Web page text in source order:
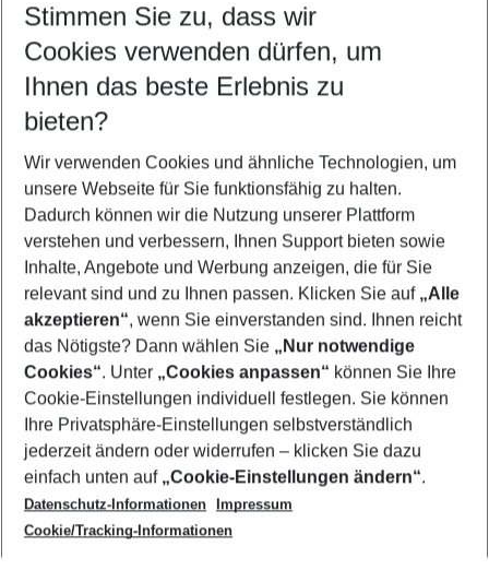
Abflughafen wählen
Beliebiger Abflughafen
Reisezeitraum wählen
08.08.26– 06.08.27 5-8 Nächte
2 Erwachsene Keine Kinder
Mehr Filter anzeigen
Footer
Footer navigation
Über uns
AGB
Cookie-Einstellungen ändern
Cookie-Richtlinie
Datenschutz
Service & Hilfe
Barrierefreies Reisen
Check-in
Folgen Sie uns
Stimmen Sie zu, dass wir
Cookies verwenden dürfen, um
Ihnen das beste Erlebnis zu
bieten?
Wir verwenden Cookies und ähnliche Technologien, um
unsere Webseite für Sie funktionsfähig zu halten.
Dadurch können wir die Nutzung unserer Plattform
verstehen und verbessern, Ihnen Support bieten sowie
Inhalte, Angebote und Werbung anzeigen, die für Sie
relevant sind und zu Ihnen passen. Klicken Sie auf „Alle
akzeptieren“, wenn Sie einverstanden sind. Ihnen reicht
das Nötigste? Dann wählen Sie „Nur notwendige
Cookies“. Unter „Cookies anpassen“ können Sie Ihre
Cookie-Einstellungen individuell festlegen. Sie können
Ihre Privatsphäre-Einstellungen selbstverständlich
jederzeit ändern oder widerrufen – klicken Sie dazu
einfach unten auf „Cookie-Einstellungen ändern“.
Datenschutz-Informationen
Impressum
Cookie/Tracking-Informationen